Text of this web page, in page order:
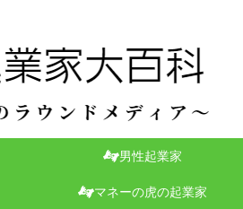
男性起業家
マネーの虎の起業家